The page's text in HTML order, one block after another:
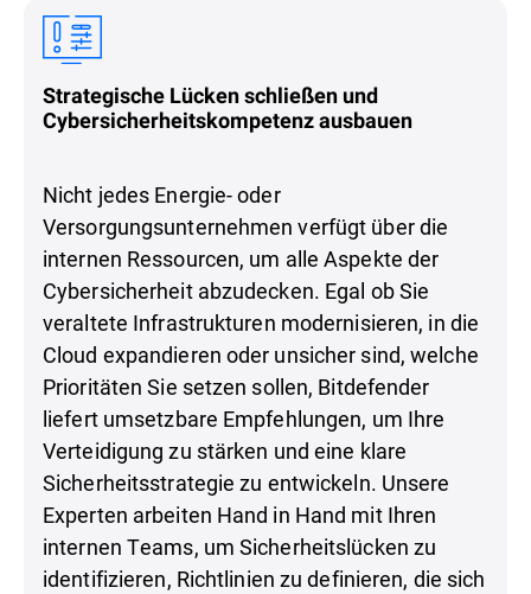
Strategische Lücken schließen und
Cybersicherheitskompetenz ausbauen
Nicht jedes Energie- oder
Versorgungsunternehmen verfügt über die
internen Ressourcen, um alle Aspekte der
Cybersicherheit abzudecken. Egal ob Sie
veraltete Infrastrukturen modernisieren, in die
Cloud expandieren oder unsicher sind, welche
Prioritäten Sie setzen sollen, Bitdefender
liefert umsetzbare Empfehlungen, um Ihre
Verteidigung zu stärken und eine klare
Sicherheitsstrategie zu entwickeln. Unsere
Experten arbeiten Hand in Hand mit Ihren
internen Teams, um Sicherheitslücken zu
identifizieren, Richtlinien zu definieren, die sich